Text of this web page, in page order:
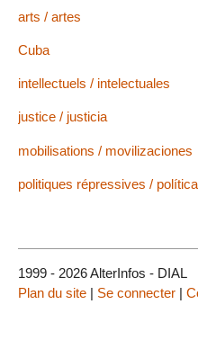
arts / artes
Cuba
intellectuels / intelectuales
justice / justicia
mobilisations / movilizaciones
politiques répressives /
1999 - 2026 AlterInfos - DIAL
Plan du site | Se connecter |